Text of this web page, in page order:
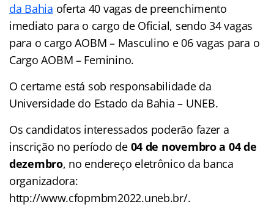
da Bahia oferta 40 vagas de preenchimento
imediato para o cargo de Oficial, sendo 34 vagas
para o cargo AOBM – Masculino e 06 vagas para o
Cargo AOBM – Feminino.
O certame está sob responsabilidade da
Universidade do Estado da Bahia – UNEB.
Os candidatos interessados poderão fazer a
inscrição no período de 04 de novembro a 04 de
dezembro, no endereço eletrônico da banca
organizadora:
http://www.cfopmbm2022.uneb.br/.